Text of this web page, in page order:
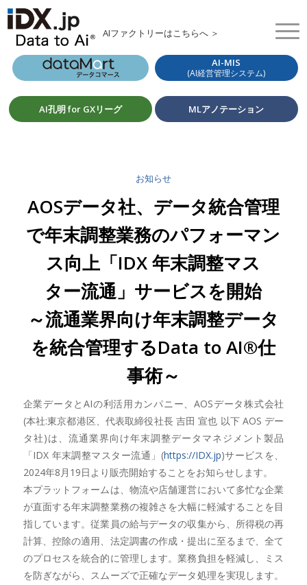
AIファクトリーはこちらへ ＞
AI-MIS
(AI経営管理システム)
AI孔明 for GXリーグ MLアノテーション
お知らせ
AOSデータ社、データ統合管理
で年末調整業務のパフォーマン
ス向上「IDX 年末調整マス
ター流通」サービスを開始
～流通業界向け年末調整データ
を統合管理するData to AI®仕
事術～
企業データとAIの利活用カンパニー、AOSデータ株式会社
(本社:東京都港区、代表取締役社長 吉田 宣也 以下 AOS デー
タ社)は、流通業界向け年末調整データマネジメント製品
「IDX 年末調整マスター流通」(https://IDX.jp)サービスを、
2024年8月19日より販売開始することをお知らせします。
本プラットフォームは、物流や店舗運営において多忙な企業
が直面する年末調整業務の複雑さを大幅に軽減することを目
指しています。従業員の給与データの収集から、所得税の再
計算、控除の適用、法定調書の作成・提出に至るまで、全て
のプロセスを統合的に管理します。業務負担を軽減し、ミス
を防ぎながら、スムーズで正確なデータ処理を実現します。